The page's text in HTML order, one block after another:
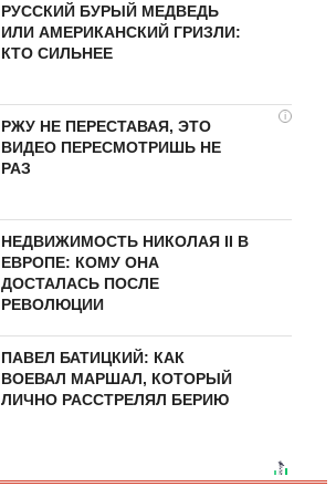
РУССКИЙ БУРЫЙ МЕДВЕДЬ
ИЛИ АМЕРИКАНСКИЙ ГРИЗЛИ:
КТО СИЛЬНЕЕ
i
РЖУ НЕ ПЕРЕСТАВАЯ, ЭТО
ВИДЕО ПЕРЕСМОТРИШЬ НЕ
РАЗ
НЕДВИЖИМОСТЬ НИКОЛАЯ II В
ЕВРОПЕ: КОМУ ОНА
ДОСТАЛАСЬ ПОСЛЕ
РЕВОЛЮЦИИ
ПАВЕЛ БАТИЦКИЙ: КАК
ВОЕВАЛ МАРШАЛ, КОТОРЫЙ
ЛИЧНО РАССТРЕЛЯЛ БЕРИЮ